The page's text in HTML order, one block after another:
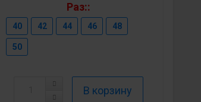
Раз::
40 42 44 46 48
50